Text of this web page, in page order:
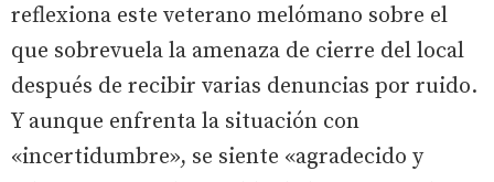
reflexiona este veterano melómano sobre el
que sobrevuela la amenaza de cierre del local
después de recibir varias denuncias por ruido.
Y aunque enfrenta la situación con
«incertidumbre», se siente «agradecido y